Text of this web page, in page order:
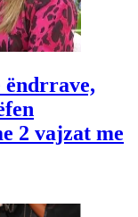
ëndrrave,
2 vajzat me